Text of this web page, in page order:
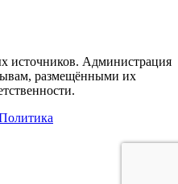
источников. Администрация
размещёнными их